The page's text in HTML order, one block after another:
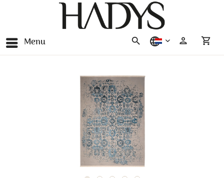
Menu nederlands